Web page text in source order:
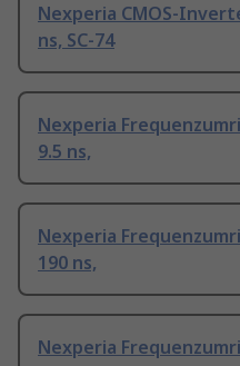
Nexperia CMOS-
ns, SC-74
Nexperia
9.5 ns,
Nexperia
190 ns,
Nexperia